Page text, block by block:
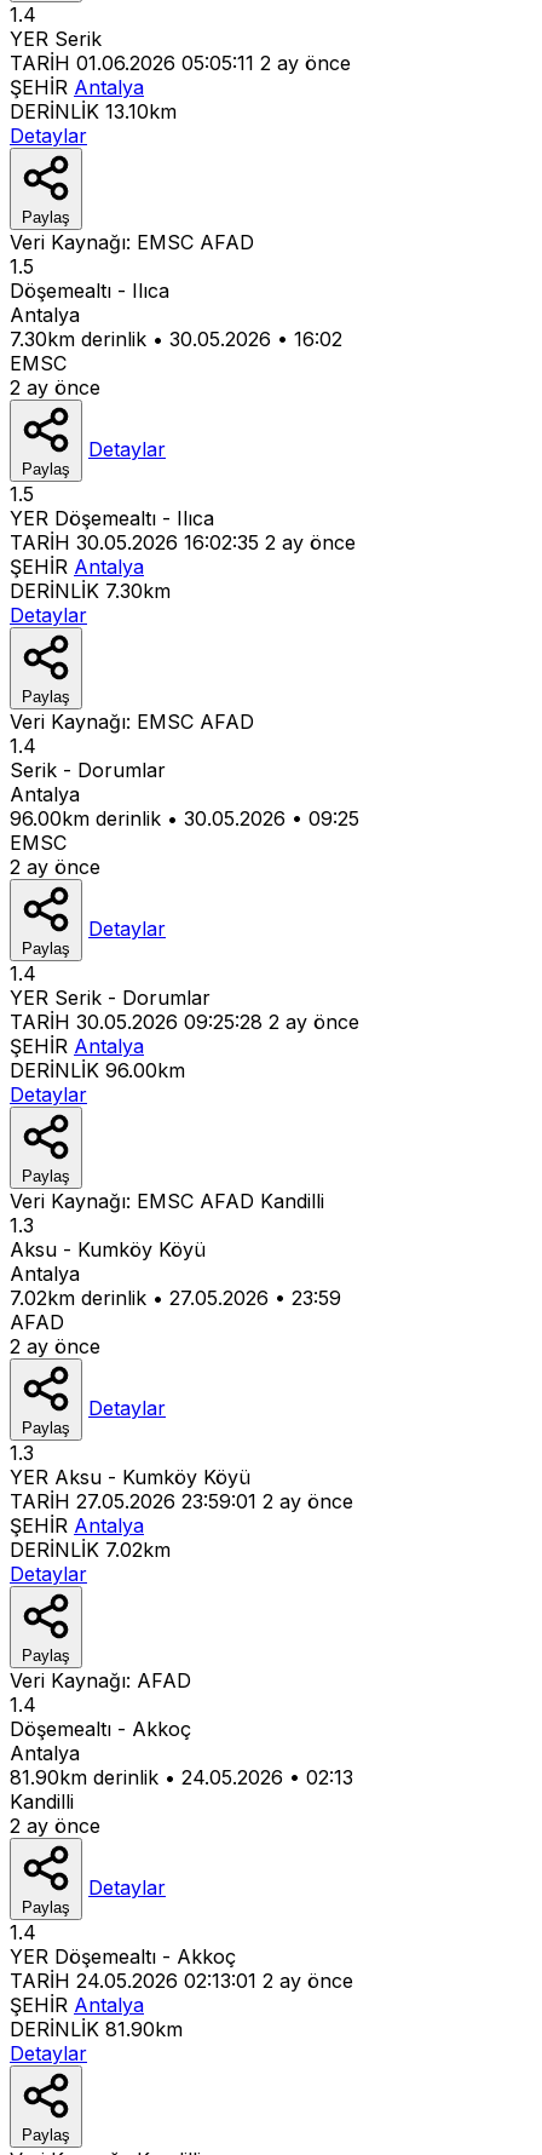
1.4
YER Serik
TARİH 01.06.2026 05:05:11 2 ay önce
ŞEHİR Antalya
DERİNLİK 13.10km
Detaylar
Paylaş
Veri Kaynağı: EMSC AFAD
1.5
Döşemealtı - Ilıca
Antalya
7.30km derinlik • 30.05.2026 • 16:02
EMSC
2 ay önce
Paylaş
Detaylar
1.5
YER Döşemealtı - Ilıca
TARİH 30.05.2026 16:02:35 2 ay önce
ŞEHİR Antalya
DERİNLİK 7.30km
Detaylar
Paylaş
Veri Kaynağı: EMSC AFAD
1.4
Serik - Dorumlar
Antalya
96.00km derinlik • 30.05.2026 • 09:25
EMSC
2 ay önce
Paylaş
Detaylar
1.4
YER Serik - Dorumlar
TARİH 30.05.2026 09:25:28 2 ay önce
ŞEHİR Antalya
DERİNLİK 96.00km
Detaylar
Paylaş
Veri Kaynağı: EMSC AFAD Kandilli
1.3
Aksu - Kumköy Köyü
Antalya
7.02km derinlik • 27.05.2026 • 23:59
AFAD
2 ay önce
Paylaş
Detaylar
1.3
YER Aksu - Kumköy Köyü
TARİH 27.05.2026 23:59:01 2 ay önce
ŞEHİR Antalya
DERİNLİK 7.02km
Detaylar
Paylaş
Veri Kaynağı: AFAD
1.4
Döşemealtı - Akkoç
Antalya
81.90km derinlik • 24.05.2026 • 02:13
Kandilli
2 ay önce
Paylaş
Detaylar
1.4
YER Döşemealtı - Akkoç
TARİH 24.05.2026 02:13:01 2 ay önce
ŞEHİR Antalya
DERİNLİK 81.90km
Detaylar
Paylaş